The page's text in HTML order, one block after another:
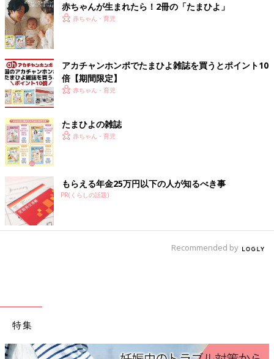
赤ちゃんが生まれたら！2冊の「たまひよ」
赤ちゃん・育児
アカチャンホンポでたまひよ雑誌を買うとポイント10
倍【期間限定】
赤ちゃん・育児
たまひよの雑誌
赤ちゃん・育児
もらえる年金25万円以下の人が知るべき事
PR(くらしの話題)
Recommended by
特集